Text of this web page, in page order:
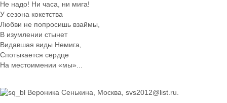
Не надо! Ни часа, ни мига!
У сезона кокетства
Любви не попросишь взаймы,
В изумлении стынет
Видавшая виды Немига,
Спотыкается сердце
На местоимении «мы»...
Вероника Сенькина, Москва, svs2012@list.ru.